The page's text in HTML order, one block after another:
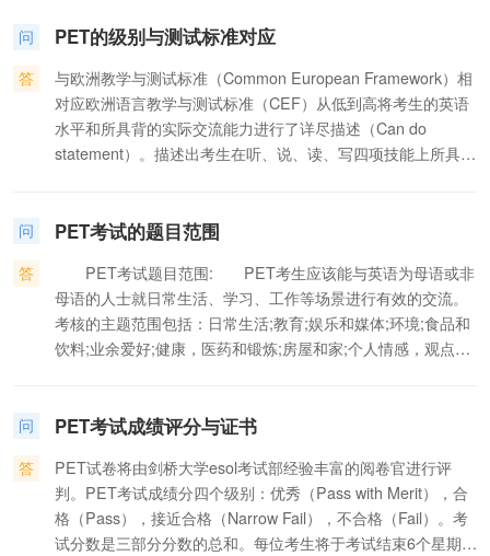
响。 写作：包含3个部分，要求考生完成句型转换、填充表
试卷2，听力，约30分钟(包含8分钟卷写答案的时间) 听
力：4个部分，包含长短不一的对话和独白：要求考生能够听懂
公共通告及做出的回应、理解对话、提取试试性信息、了解说
话者的态度和意图。 试卷3，口试，10-12分钟 口试：
参与、理解问题以及回应的能力。
问 PET的级别与测试标准对应
答
与欧洲教学与测试标准（Common European Framework）相
对应欧洲语言教学与测试标准（CEF）从低到高将考生的英语
水平和所具背的实际交流能力进行了详尽描述（Can do
statement）。描述出考生在听、说、读、写四项技能上所具备
3个等级：A（Basic user）基础水平B（Independent user）
别：A1、A2、B1、B2、C1和C2.
问 PET考试的题目范围
答
PET考试题目范围: PET考生应该能与英语为母语或非
母语的人士就日常生活、学习、工作等场景进行有效的交流。
考核的主题范围包括：日常生活;教育;娱乐和媒体;环境;食品和
饮料;业余爱好;健康，医药和锻炼;房屋和家;个人情感，观点和
问
PET考试成绩评分与证书
答
PET试卷将由剑桥大学esol考试部经验丰富的阅卷官进行评
判。PET考试成绩分四个级别：优秀（Pass with Merit），合
格（Pass），接近合格（Narrow Fail），不合格（Fail）。考
试分数是三部分分数的总和。每位考生将于考试结束6个星期后